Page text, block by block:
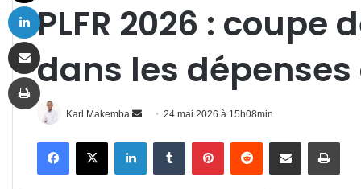
PLFR 2026 : coupe
dans les dépenses
Karl Makemba
Envoyer
courriel
24 mai 2026 à 15h08min
FacebookX LinkedinTumblr PinterestReddit Partager par email
Imprimer